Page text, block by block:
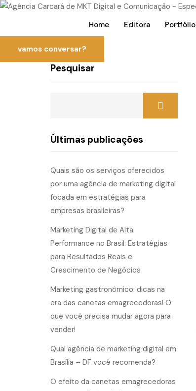
Home Editora Portfólio
vamos conversar?
Pesquisar
Últimas publicações
Quais são os serviços oferecidos
por uma agência de marketing digital
focada em estratégias para
empresas brasileiras?
Marketing Digital de Alta
Performance no Brasil: Estratégias
para Resultados Reais e
Crescimento de Negócios
Marketing gastronômico: dicas na
era das canetas emagrecedoras! O
que você precisa mudar agora para
vender!
Qual agência de marketing digital em
Brasília – DF você recomenda?
O efeito da canetas emagrecedoras